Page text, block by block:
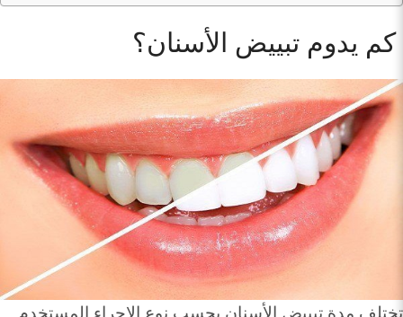
كم يدوم تبييض الأسنان؟
تختلف مدة تبييض الأسنان بحسب نوع الإجراء المستخدم